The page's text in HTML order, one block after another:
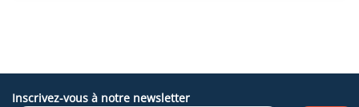
Inscrivez-vous à notre newsletter